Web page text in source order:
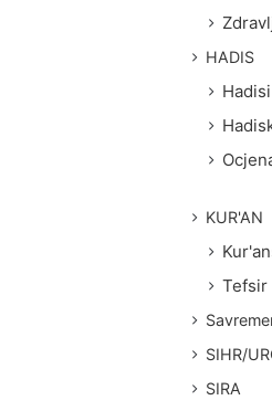
HADIS
KUR'AN
Tefsir
SIHR/
SIRA